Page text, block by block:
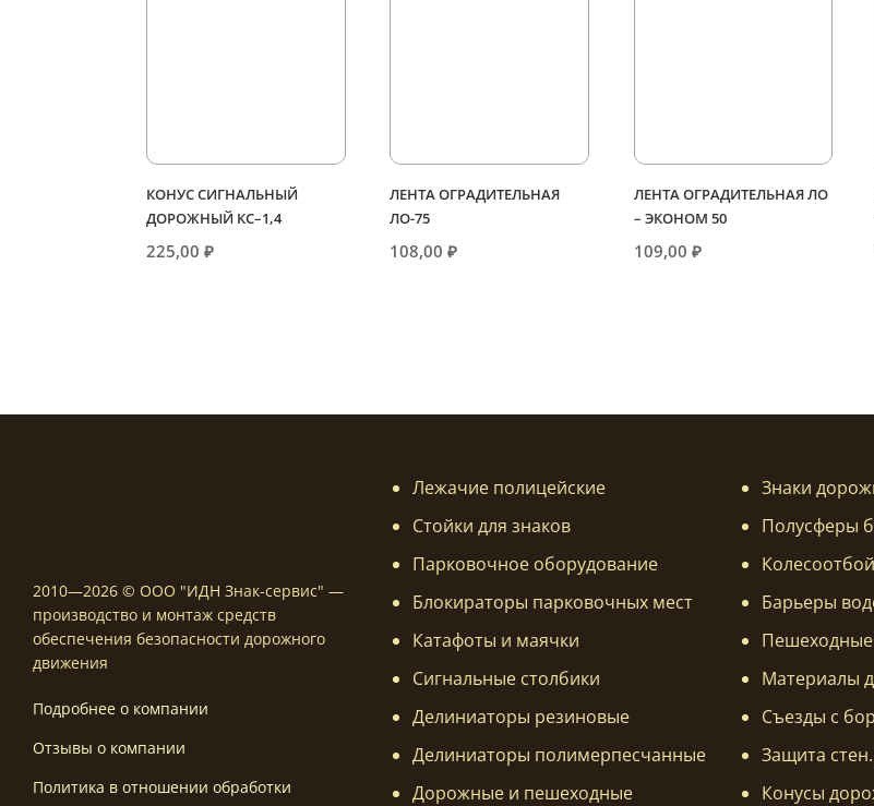
КОНУС СИГНАЛЬНЫЙ
ДОРОЖНЫЙ КС–1,4
225,00₽
ЛЕНТА ОГРАДИТЕЛЬНАЯ
ЛО-75
108,00₽
ЛЕНТА ОГРАДИТЕЛЬНАЯ ЛО
– ЭКОНОМ 50
109,00 ₽
2010—2026 © ООО "ИДН Знак-сервис" —
производство и монтаж средств
обеспечения безопасности дорожного
движения
Подробнее о компании
Отзывы о компании
Политика в отношении обработки
Лежачие полицейские
Стойки для знаков
Парковочное оборудование
Блокираторы парковочных мест
Катафоты и маячки
Сигнальные столбики
Делиниаторы резиновые
Делиниаторы полимерпесчанные
Дорожные и пешеходные
Знаки
Полусферы
Барьеры
Материалы
Съезды с
Защита
Конусы